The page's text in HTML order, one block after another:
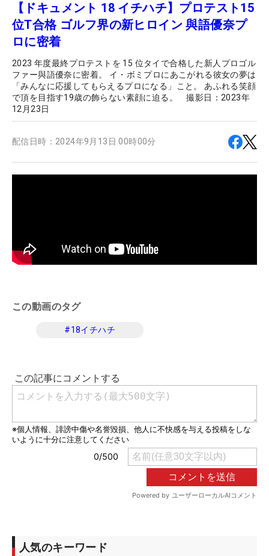
【ドキュメント 18 イチハチ】プロテスト15
位T合格 ゴルフ界の新ヒロイン 與語優奈プ
ロに密着
2023 年度最終プロテストを 15 位タイで合格した新人プロゴル
ファー與語優奈に密着。 イ・ボミプロにあこがれる彼女の夢は
「みんなに応援してもらえるプロになる」こと。 あふれる笑顔
で頂を目指す19歳の飾らない素顔に迫る。 撮影日：2023年
12月23日
配信日時： 2024年9月13日 00時00分
この動画のタグ
#18イチハチ
人気のキーワード